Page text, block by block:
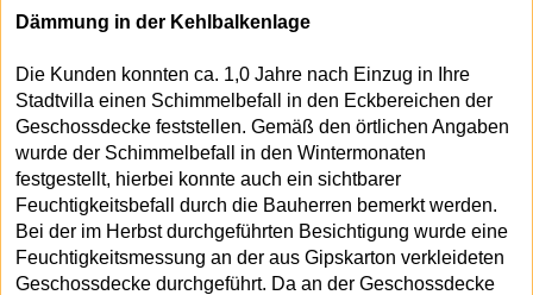
Dämmung in der Kehlbalkenlage
Die Kunden konnten ca. 1,0 Jahre nach Einzug in Ihre
Stadtvilla einen Schimmelbefall in den Eckbereichen der
Geschossdecke feststellen. Gemäß den örtlichen Angaben
wurde der Schimmelbefall in den Wintermonaten
festgestellt, hierbei konnte auch ein sichtbarer
Feuchtigkeitsbefall durch die Bauherren bemerkt werden.
Bei der im Herbst durchgeführten Besichtigung wurde eine
Feuchtigkeitsmessung an der aus Gipskarton verkleideten
Geschossdecke durchgeführt. Da an der Geschossdecke